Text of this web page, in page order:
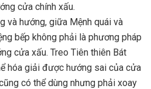
cửa chính xấu.
và hướng, giữa Mệnh quái và
bếp không phải là phương pháp
cửa xấu. Treo Tiên thiên Bát
hóa giải được hướng sai của cửa
có thể dùng nhưng phải xoay